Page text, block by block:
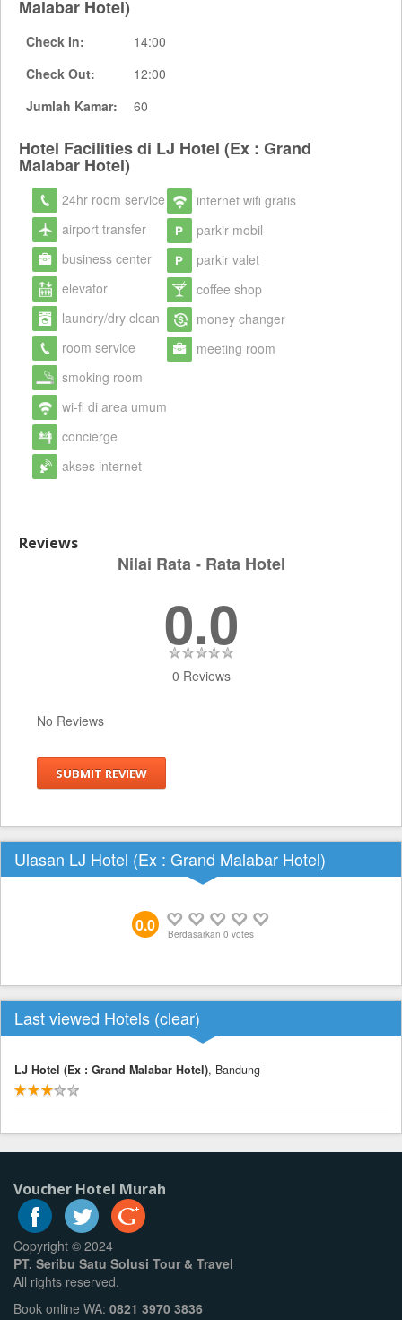
Malabar Hotel)
Check In:
14:00
Check Out:
12:00
Jumlah Kamar:
60
Hotel Facilities di LJ Hotel (Ex : Grand
Malabar Hotel)
24hr room service
airport transfer
business center
elevator
laundry/dry clean
room service
smoking room
wi-fi di area umum
concierge
akses internet
internet wifi gratis
parkir mobil
parkir valet
coffee shop
money changer
meeting room
Reviews
Nilai Rata - Rata Hotel
0.0
0 Reviews
No Reviews
SUBMIT REVIEW
Ulasan LJ Hotel (Ex : Grand Malabar Hotel)
0.0 Berdasarkan 0 votes
Last viewed Hotels (clear)
LJ Hotel (Ex : Grand Malabar Hotel), Bandung
Voucher Hotel Murah
Copyright © 2024
PT. Seribu Satu Solusi Tour & Travel
All rights reserved.
Book online WA: 0821 3970 3836